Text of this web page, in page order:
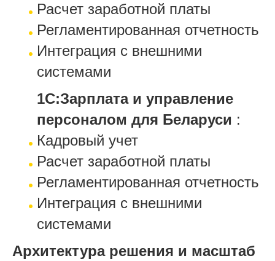
Расчет заработной платы
Регламентированная отчетность
Интеграция с внешними
системами
1С:Зарплата и управление
персоналом для Беларуси :
Кадровый учет
Расчет заработной платы
Регламентированная отчетность
Интеграция с внешними
системами
Архитектура решения и масштаб